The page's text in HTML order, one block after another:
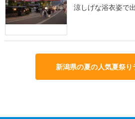
涼しげな浴衣姿で
新潟県の夏の人気夏祭り